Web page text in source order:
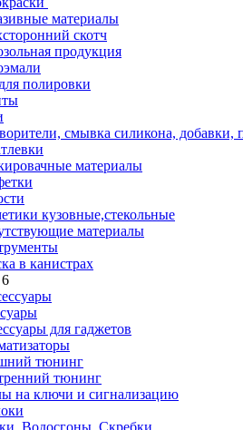
материалы
скотч
продукция
полировки
смывка силикона, добавки,
материалы
кузовные,стекольные
материалы
в канистрах
для гаджетов
тюнинг
тюнинг
на ключи и сигнализацию
Водосгоны, Скребки